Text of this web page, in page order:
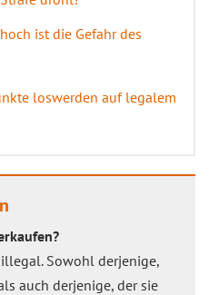
ist die Gefahr des
loswerden auf legalem
Sowohl derjenige,
auch derjenige, der sie